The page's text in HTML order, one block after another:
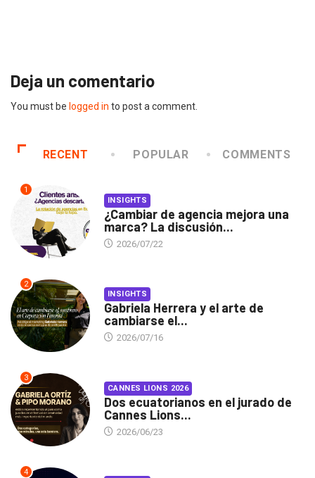
Deja un comentario
You must be logged in to post a comment.
RECENT POPULAR COMMENTS
1
INSIGHTS
¿Cambiar de agencia mejora una
marca? La discusión...
2026/07/22
2
INSIGHTS
Gabriela Herrera y el arte de
cambiarse el...
2026/07/16
3
CANNES LIONS 2026
Dos ecuatorianos en el jurado de
Cannes Lions...
2026/06/23
4